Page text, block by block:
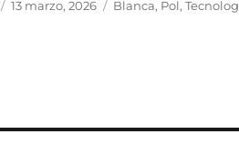
13 marzo, 2026 Blanca, Pol,